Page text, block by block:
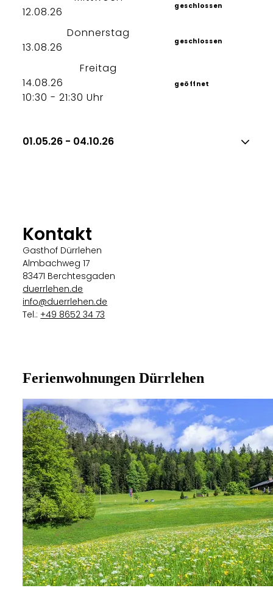
12.08.26
geschlossen
Donnerstag
13.08.26
geschlossen
Freitag
14.08.26
10:30 - 21:30 Uhr
geöffnet
01.05.26 - 04.10.26
Kontakt
Gasthof Dürrlehen
Almbachweg 17
83471 Berchtesgaden
duerrlehen.de
info@duerrlehen.de
Tel.:+49 8652 34 73
Ferienwohnungen Dürrlehen